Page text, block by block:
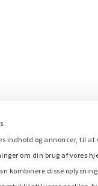
indhold og annoncer, til
om din brug af vores
kombinere disse